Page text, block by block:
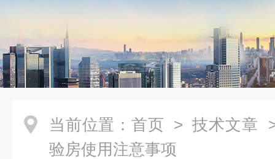
当前位置： 首页 > 技术文章
验房使用注意事项